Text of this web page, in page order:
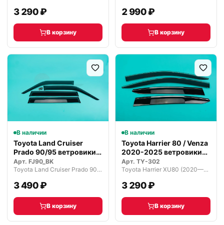
3 290 ₽
В корзину
2 990 ₽
В корзину
В наличии
Toyota Land Cruiser
Prado 90/95 ветровики
дефлект…
Арт. FJ90_BK
Toyota Land Cruiser Prado 90 рестайлинг (1999—2002)
3 490 ₽
В корзину
В наличии
Toyota Harrier 80 / Venza
2020-2025 ветровики
деф…
Арт. TY-302
Toyota Harrier XU80 (2020—2026)
3 290 ₽
В корзину